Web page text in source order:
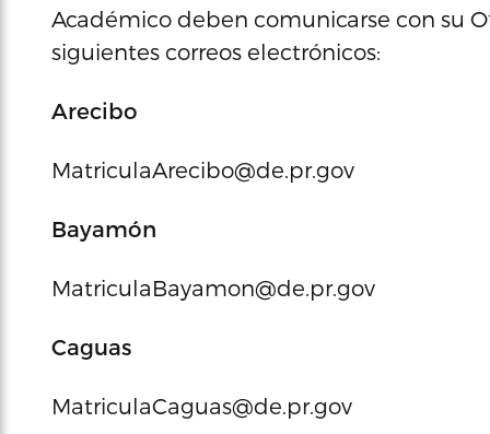
Académico deben comunicarse con su
siguientes correos electrónicos:
Arecibo
MatriculaArecibo@de.pr.gov
Bayamón
MatriculaBayamon@de.pr.gov
Caguas
MatriculaCaguas@de.pr.gov